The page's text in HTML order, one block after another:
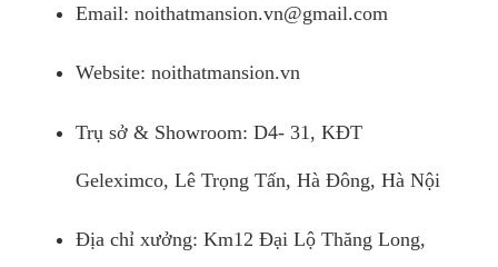
Email: noithatmansion.vn@gmail.com
Website: noithatmansion.vn
Trụ sở & Showroom: D4- 31, KĐT
Geleximco, Lê Trọng Tấn, Hà Đông, Hà Nội
Địa chỉ xưởng: Km12 Đại Lộ Thăng Long,